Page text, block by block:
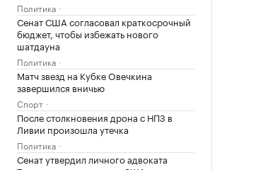
Политика
Сенат США согласовал краткосрочный
бюджет, чтобы избежать нового
шатдауна
Политика
Матч звезд на Кубке Овечкина
завершился вничью
Спорт
После столкновения дрона с НПЗ в
Ливии произошла утечка
Политика
Сенат утвердил личного адвоката